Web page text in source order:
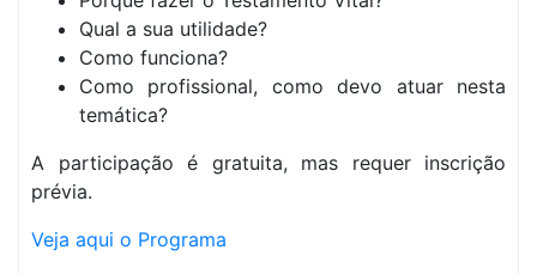
Qual a sua utilidade?
Como funciona?
Como profissional, como devo atuar nesta
temática?
A participação é gratuita, mas requer inscrição
prévia.
Veja aqui o Programa